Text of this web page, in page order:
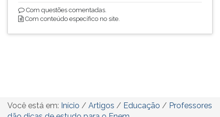
Com questões comentadas.
Com conteúdo específico no site.
Você está em: Início / Artigos / Educação / Professores